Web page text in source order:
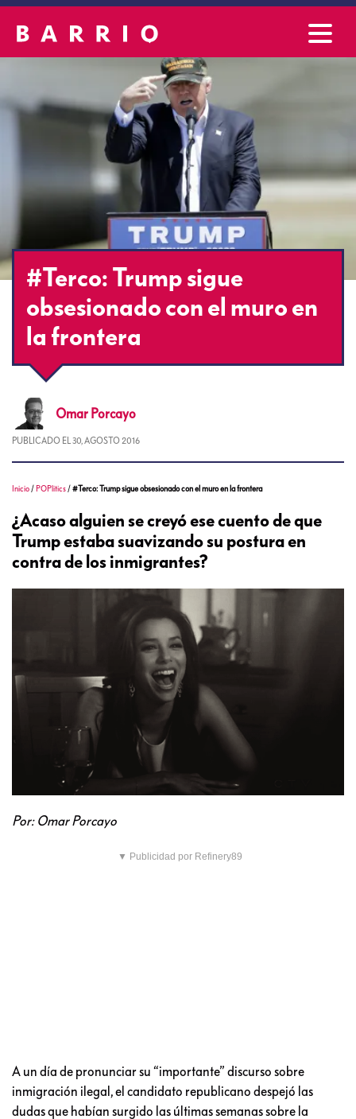
#Terco: Trump sigue
obsesionado con el muro en
la frontera
Omar Porcayo
PUBLICADO EL 30, AGOSTO 2016
Inicio / POPlitics /#Terco: Trump sigue obsesionado con el muro en la frontera
¿Acaso alguien se creyó ese cuento de que
Trump estaba suavizando su postura en
contra de los inmigrantes?
Por: Omar Porcayo
▼ Publicidad por Refinery89
A un día de pronunciar su “importante” discurso sobre
inmigración ilegal, el candidato republicano despejó las
dudas que habían surgido las últimas semanas sobre la